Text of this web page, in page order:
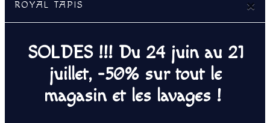
ROYAL TAPIS ×
SOLDES !!! Du 24 juin au 21
juillet, -50% sur tout le
magasin et les lavages !
et le partager avec vous renforce encore plus
EN SAVOIR PLUS